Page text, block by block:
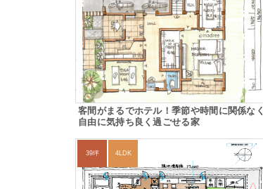
客間がまるでホテル！季節や時間に関係なく
自由に気持ち良く過ごせる家
39坪 4LDK